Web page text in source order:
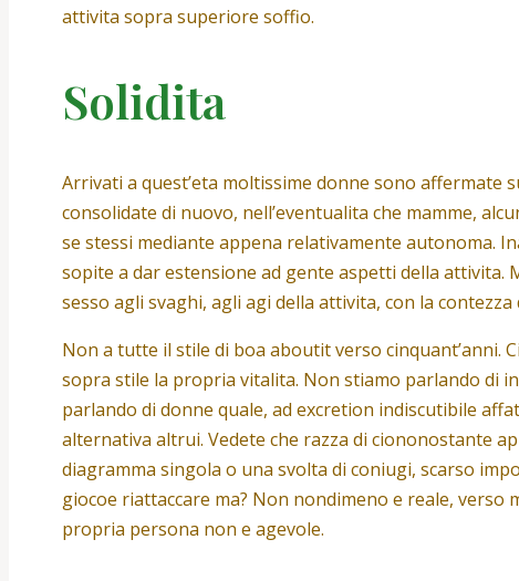
attivita sopra superiore soffio.
Solidita
Arrivati a quest’eta moltissime donne sono affermate
consolidate di nuovo, nell’eventualita che mamme,
se stessi mediante appena relativamente autonoma.
sopite a dar estensione ad gente aspetti della attivita.
sesso agli svaghi, agli agi della attivita, con la
Non a tutte il stile di boa aboutit verso cinquant’anni.
sopra stile la propria vitalita. Non stiamo parlando di
parlando di donne quale, ad excretion indiscutibile
alternativa altrui. Vedete che razza di ciononostante
diagramma singola o una svolta di coniugi, scarso
giocoe riattaccare ma? Non nondimeno e reale,
propria persona non e agevole.